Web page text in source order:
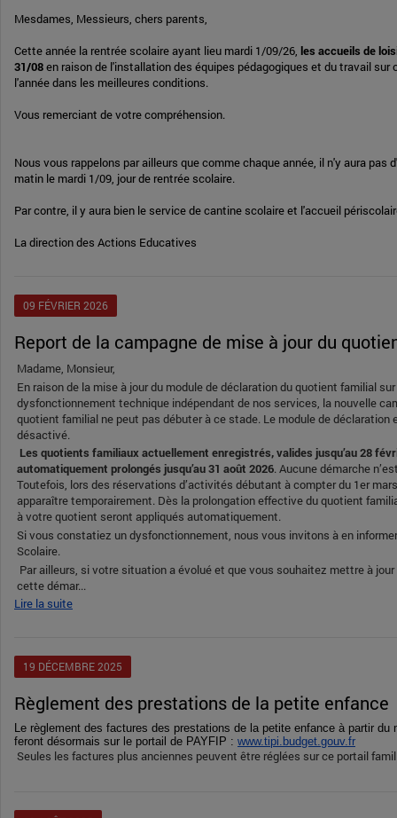
Mesdames, Messieurs, chers parents,
Cette année la rentrée scolaire ayant lieu mardi 1/09/26, les accueils de
31/08en raison de l'installation des équipes pédagogiques et du travail sur
l'année dans les meilleures conditions.
Vous remerciant de votre compréhension.
Nous vous rappelons par ailleurs que comme chaque année, il n'y aura pas
matin le mardi 1/09, jour de rentrée scolaire.
Par contre, il y aura bien le service de cantine scolaire et l'accueil
La direction des Actions Educatives
09 FÉVRIER 2026
Report de la campagne de mise à jour du
Madame, Monsieur,
En raison de la mise à jour du module de déclaration du quotient familial
dysfonctionnement technique indépendant de nos services, la nouvelle
quotient familial ne peut pas débuter à ce stade. Le module de déclaration
désactivé.
Les quotients familiaux actuellement enregistrés, valides jusqu’au 28
automatiquement prolongés jusqu’au 31 août 2026. Aucune démarche
Toutefois, lors des réservations d’activités débutant à compter du 1er
apparaître temporairement. Dès la prolongation effective du quotient
à votre quotient seront appliqués automatiquement.
Si vous constatiez un dysfonctionnement, nous vous invitons à en
Scolaire.
Par ailleurs, si votre situation a évolué et que vous souhaitez mettre à
cette démar...
Lire la suite
19 DÉCEMBRE2025
Règlement des prestations de la petite enfance
Le règlement des factures des prestations de la petite enfance à partir du
feront désormais sur le portail de PAYFIP : www.tipi.budget.gouv.fr
Seules les factures plus anciennes peuvent être réglées sur ce portail